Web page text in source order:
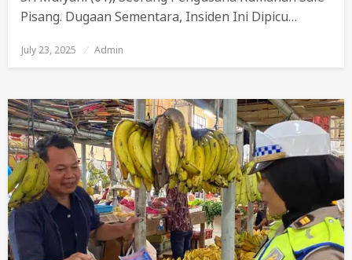
Pisang. Dugaan Sementara, Insiden Ini Dipicu…
Posted
On
July 23, 2025 Admin